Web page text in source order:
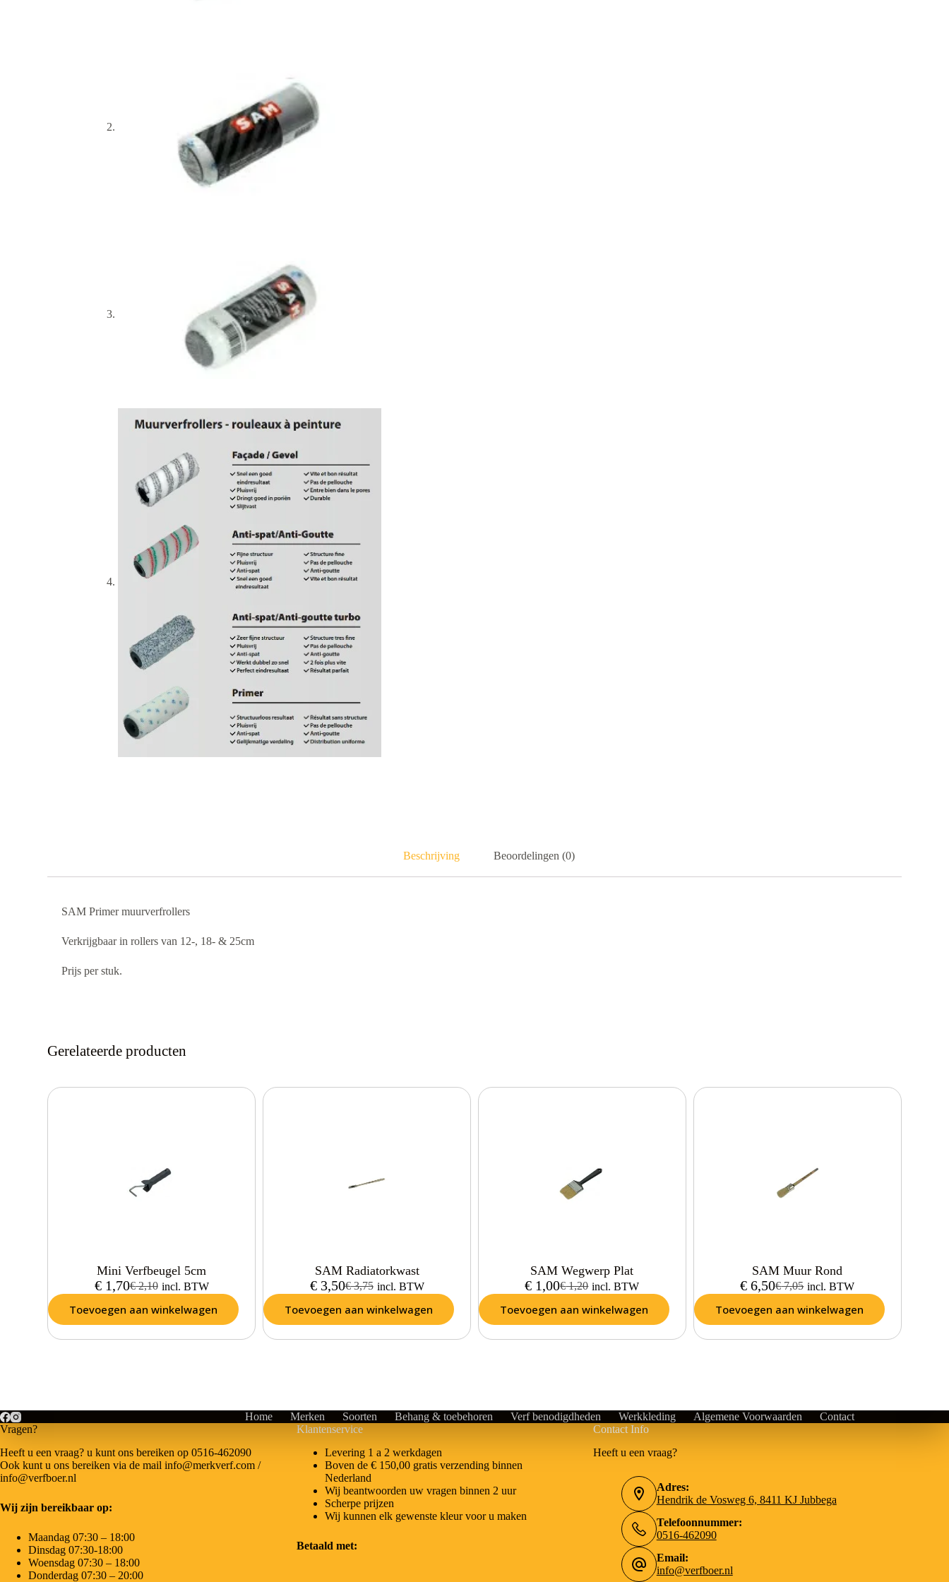
Beschrijving Beoordelingen (0)
SAM Primer muurverfrollers
Verkrijgbaar in rollers van 12-, 18- & 25cm
Prijs per stuk.
Gerelateerde producten
Mini Verfbeugel 5cm
€2,10
€1,70 incl. BTW
Toevoegen aan winkelwagen
SAM Radiatorkwast
€3,75
€3,50 incl. BTW
Toevoegen aan winkelwagen
SAM Wegwerp Plat
€1,20
€ 1,00 incl. BTW
Toevoegen aan winkelwagen
SAM Muur Rond
€7,05
€ 6,50 incl. BTW
Toevoegen aan winkelwagen
Home Merken Soorten Behang & toebehoren Verf benodigdheden Werkkleding Algemene Voorwaarden
Contact
Vragen?
Heeft u een vraag? u kunt ons bereiken op 0516-462090
Ook kunt u ons bereiken via de mail info@merkverf.com /
info@verfboer.nl
Wij zijn bereikbaar op:
Maandag 07:30 – 18:00
Dinsdag 07:30-18:00
Woensdag 07:30 – 18:00
Donderdag 07:30 – 20:00
Klantenservice
Levering 1 a 2 werkdagen
Boven de € 150,00 gratis verzending binnen
Nederland
Wij beantwoorden uw vragen binnen 2 uur
Scherpe prijzen
Wij kunnen elk gewenste kleur voor u maken
Betaald met:
Contact Info
Heeft u een vraag?
Adres:
Hendrik de Vosweg 6, 8411 KJ Jubbega
Telefoonnummer:
0516-462090
Email:
info@verfboer.nl